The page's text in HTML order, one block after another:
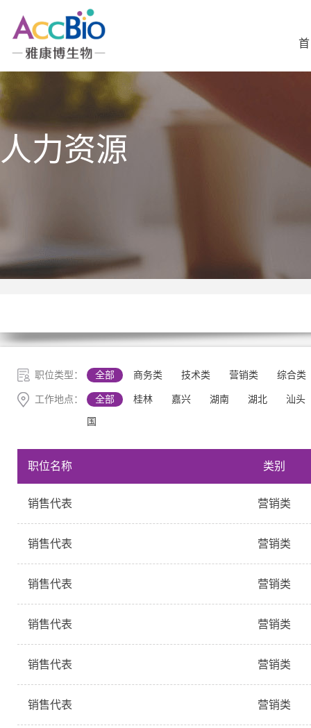
人力资源
职位类型： 全部 商务类 技术类 营销类 综合类
工作地点： 全部 桂林 嘉兴 湖南 湖北 汕头
国
职位名称 类别
销售代表 营销类
销售代表 营销类
销售代表 营销类
销售代表 营销类
销售代表 营销类
销售代表 营销类